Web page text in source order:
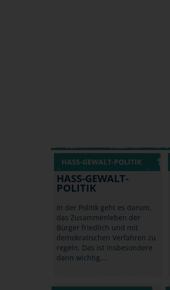
HASS-GEWALT-POLITIK
HASS-GEWALT-
POLITIK
In der Politik geht es darum,
das Zusammenleben der
Bürger friedlich und mit
demokratischen Verfahren zu
regeln. Das ist insbesondere
dann wichtig,…